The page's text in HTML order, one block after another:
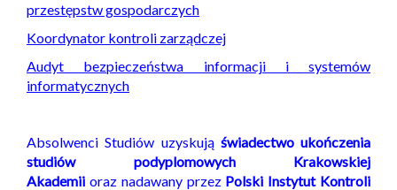
przestępstw gospodarczych
Koordynator kontroli zarządczej
Audyt bezpieczeństwa informacji i systemów
informatycznych
Absolwenci Studiów uzyskują świadectwo ukończenia
studiów podyplomowych Krakowskiej
Akademii oraz nadawany przez Polski Instytut Kontroli